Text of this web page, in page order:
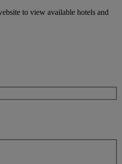
to view available hotels and